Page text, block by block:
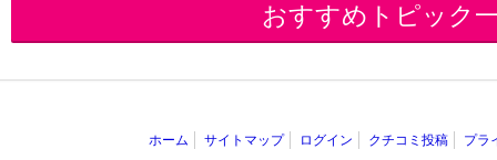
おすすめトピック
ホーム サイトマップ ログイン クチコミ投稿 プラ